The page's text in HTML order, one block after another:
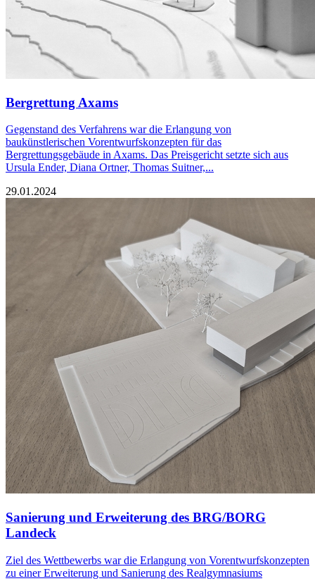
Bergrettung Axams
Gegenstand des Verfahrens war die Erlangung von
baukünstlerischen Vorentwurfskonzepten für das
Bergrettungsgebäude in Axams. Das Preisgericht setzte sich aus
Ursula Ender, Diana Ortner, Thomas Suitner,...
29.01.2024
Sanierung und Erweiterung des BRG/BORG
Landeck
Ziel des Wettbewerbs war die Erlangung von Vorentwurfskonzepten
zu einer Erweiterung und Sanierung des Realgymnasiums